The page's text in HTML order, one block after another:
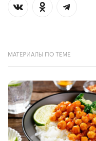
МАТЕРИАЛЫ ПО ТЕМЕ